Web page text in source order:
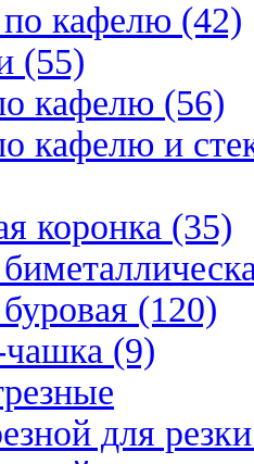
кафелю (42)
(55)
кафелю (56)
кафелю и
коронка (35)
(120)
(9)
для